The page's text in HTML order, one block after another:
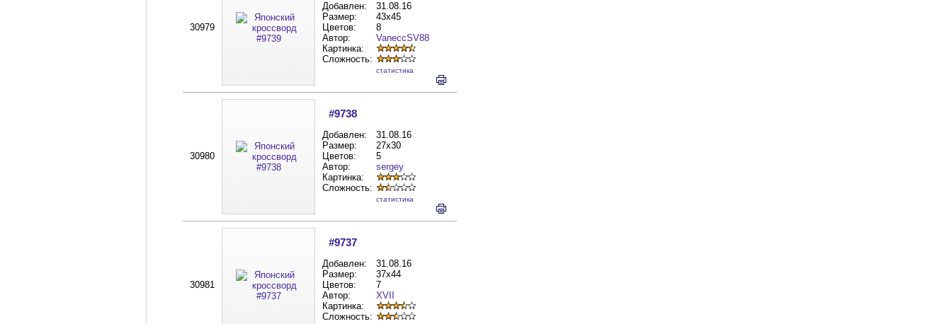
30979
Добавлен:
31.08.16
Размер:
43x45
Цветов:
8
Автор:
VaneccSV88
Картинка:
Сложность:
cтатистика
30980
#9738
Добавлен:
31.08.16
Размер:
27x30
Цветов:
5
Автор:
sergey
Картинка:
Сложность:
cтатистика
30981
#9737
Добавлен:
31.08.16
Размер:
37x44
Цветов:
7
Автор:
XVII
Картинка:
Сложность: